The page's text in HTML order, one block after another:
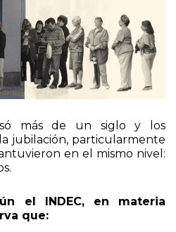
más de un siglo y los
jubilación, particularmente
el INDEC, en materia